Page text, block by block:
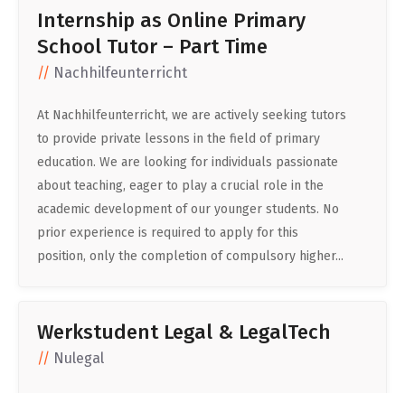
Internship as Online Primary
School Tutor – Part Time
Nachhilfeunterricht
At Nachhilfeunterricht, we are actively seeking tutors
to provide private lessons in the field of primary
education. We are looking for individuals passionate
about teaching, eager to play a crucial role in the
academic development of our younger students. No
prior experience is required to apply for this
position, only the completion of compulsory higher...
Werkstudent Legal & LegalTech
Nulegal